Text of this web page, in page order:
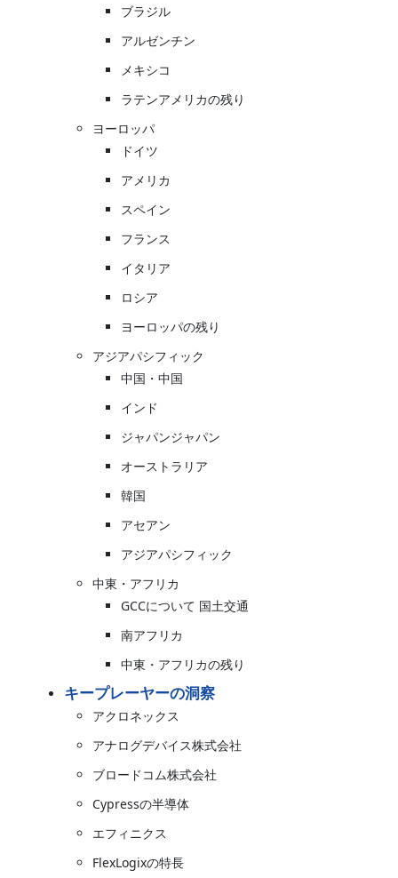
ブラジル
アルゼンチン
メキシコ
ラテンアメリカの残り
ヨーロッパ
ドイツ
アメリカ
スペイン
フランス
イタリア
ロシア
ヨーロッパの残り
アジアパシフィック
中国・中国
インド
ジャパンジャパン
オーストラリア
韓国
アセアン
アジアパシフィック
中東・アフリカ
GCCについて 国土交通
南アフリカ
中東・アフリカの残り
キープレーヤーの洞察
アクロネックス
アナログデバイス株式会社
ブロードコム株式会社
Cypressの半導体
エフィニクス
FlexLogixの特長